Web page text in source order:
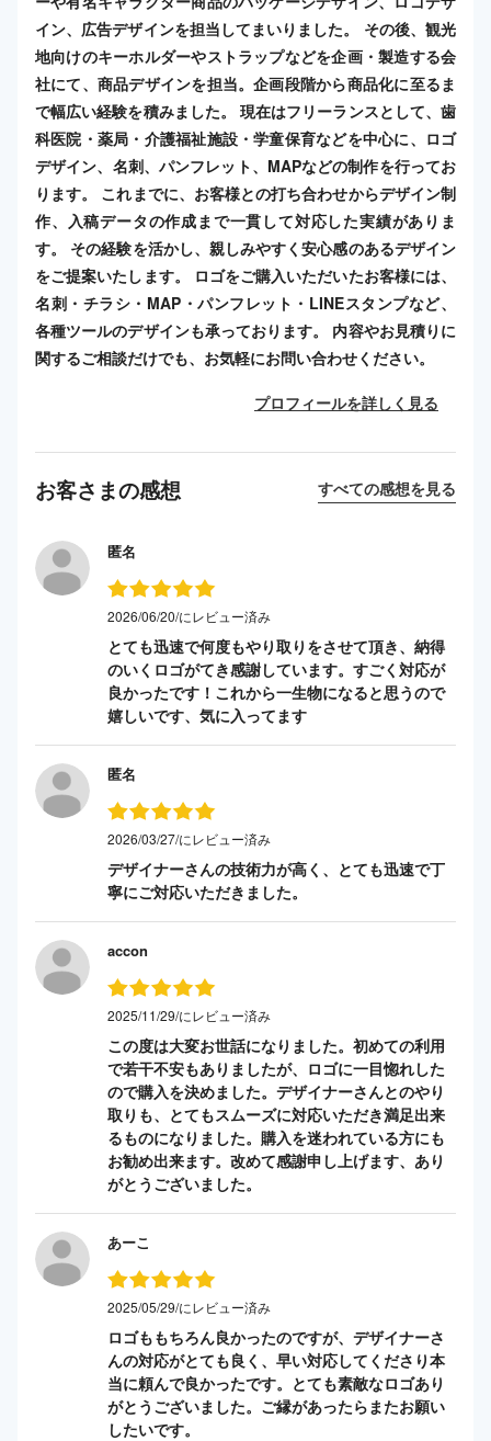
イン、広告デザインを担当してまいりました。 その後、観光
地向けのキーホルダーやストラップなどを企画・製造する会
社にて、商品デザインを担当。企画段階から商品化に至るま
で幅広い経験を積みました。 現在はフリーランスとして、歯
科医院・薬局・介護福祉施設・学童保育などを中心に、ロゴ
デザイン、名刺、パンフレット、MAPなどの制作を行ってお
ります。 これまでに、お客様との打ち合わせからデザイン制
作、入稿データの作成まで一貫して対応した実績がありま
す。 その経験を活かし、親しみやすく安心感のあるデザイン
をご提案いたします。 ロゴをご購入いただいたお客様には、
名刺・チラシ・MAP・パンフレット・LINEスタンプなど、
各種ツールのデザインも承っております。 内容やお見積りに
関するご相談だけでも、お気軽にお問い合わせください。
プロフィールを詳しく見る
お客さまの感想 すべての感想を見る
匿名
2026/06/20/にレビュー済み
とても迅速で何度もやり取りをさせて頂き、納得
のいくロゴがてき感謝しています。すごく対応が
良かったです！これから一生物になると思うので
嬉しいです、気に入ってます
匿名
2026/03/27/にレビュー済み
デザイナーさんの技術力が高く、とても迅速で丁
寧にご対応いただきました。
accon
2025/11/29/にレビュー済み
この度は大変お世話になりました。初めての利用
で若干不安もありましたが、ロゴに一目惚れした
ので購入を決めました。デザイナーさんとのやり
取りも、とてもスムーズに対応いただき満足出来
るものになりました。購入を迷われている方にも
お勧め出来ます。改めて感謝申し上げます、あり
がとうございました。
あーこ
2025/05/29/にレビュー済み
ロゴももちろん良かったのですが、デザイナーさ
んの対応がとても良く、早い対応してくださり本
当に頼んで良かったです。とても素敵なロゴあり
がとうございました。ご縁があったらまたお願い
したいです。